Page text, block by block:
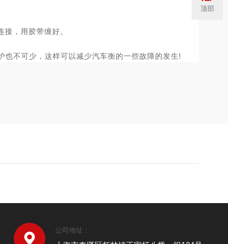
，用胶带缠好。
也不可少，这样可以减少汽车衡的一些故障的发生!
公司地址：
顶部